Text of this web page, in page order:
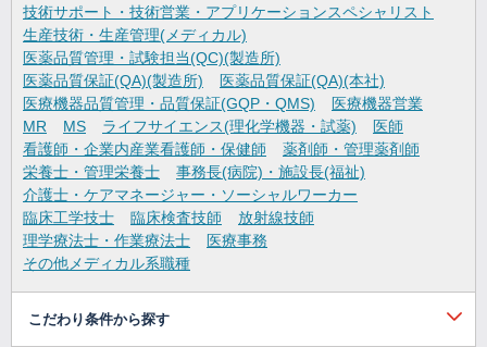
技術サポート・技術営業・アプリケーションスペシャリスト
生産技術・生産管理(メディカル)
医薬品質管理・試験担当(QC)(製造所)
医薬品質保証(QA)(製造所)
医薬品質保証(QA)(本社)
医療機器品質管理・品質保証(GQP・QMS)
医療機器営業
MR
MS ライフサイエンス(理化学機器・試薬)
医師
看護師・企業内産業看護師・保健師
薬剤師・管理薬剤師
栄養士・管理栄養士
事務長(病院)・施設長(福祉)
介護士・ケアマネージャー・ソーシャルワーカー
臨床工学技士
臨床検査技師
放射線技師
理学療法士・作業療法士
医療事務
その他メディカル系職種
こだわり条件から探す